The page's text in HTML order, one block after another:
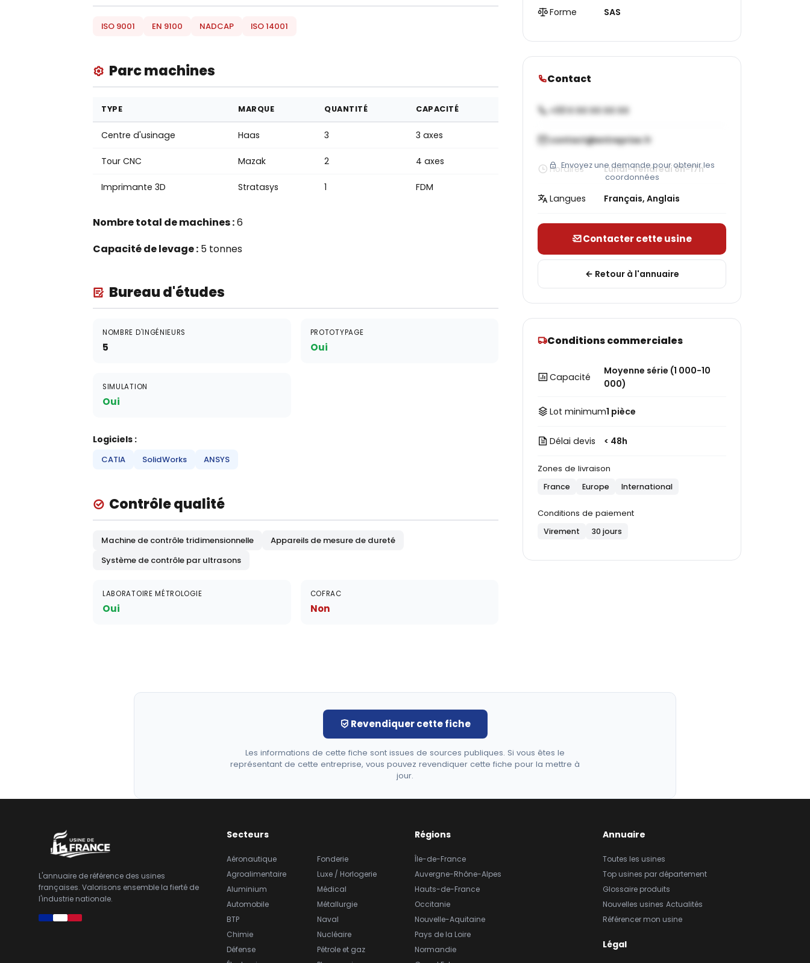
ISO 9001 EN 9100 NADCAP ISO 14001
Parc machines
TYPE MARQUE QUANTITÉ CAPACITÉ
Centre d'usinage Haas 3 3 axes
Tour CNC Mazak 2 4 axes
Imprimante 3D Stratasys 1 FDM
Nombre total de machines :6
Capacité de levage : 5 tonnes
Bureau d'études
NOMBRE D'INGÉNIEURS
5
PROTOTYPAGE
Oui
SIMULATION
Oui
Logiciels :
CATIA SolidWorks ANSYS
Contrôle qualité
Machine de contrôle tridimensionnelle
Appareils de mesure de dureté
Système de contrôle par ultrasons
LABORATOIRE MÉTROLOGIE
Oui
COFRAC
Non
Forme SAS
Contact
+33 X XX XX XX XX
contact@entreprise.fr
Envoyez une demande pour obtenir les
coordonnées
Horaires Lundi-Vendredi 8h-17h
Langues Français, Anglais
Contacter cette usine
Retour à l'annuaire
Conditions commerciales
Capacité
Moyenne série (1 000-10
000)
Lot minimum1 pièce
Délai devis < 48h
Zones de livraison
France Europe International
Conditions de paiement
Virement 30 jours
Revendiquer cette fiche
Les informations de cette fiche sont issues de sources publiques. Si vous êtes le
représentant de cette entreprise, vous pouvez revendiquer cette fiche pour la mettre à
jour.
L'annuaire de référence des usines
françaises. Valorisons ensemble la fierté de
l'industrie nationale.
Secteurs
Aéronautique
Agroalimentaire
Aluminium
Automobile
BTP
Chimie
Défense
Fonderie
Luxe / Horlogerie
Médical
Métallurgie
Naval
Nucléaire
Pétrole et gaz
Régions
Île-de-France
Auvergne-Rhône-Alpes
Hauts-de-France
Occitanie
Nouvelle-Aquitaine
Pays de la Loire
Normandie
Annuaire
Toutes les usines
Top usines par département
Glossaire produits
Nouvelles usines Actualités
Référencer mon usine
Légal